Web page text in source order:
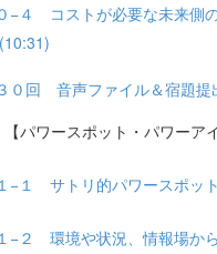
−４ コストが必要な未来側
０回 音声ファイル＆宿題提
パワースポット・パワーア
−１ サトリ的パワースポッ
−２ 環境や状況、情報場か